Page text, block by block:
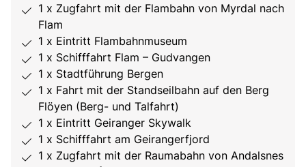
1 x Zugfahrt mit der Flambahn von Myrdal nach
Flam
1 x Eintritt Flambahnmuseum
1 x Schifffahrt Flam – Gudvangen
1 x Stadtführung Bergen
1 x Fahrt mit der Standseilbahn auf den Berg
Flöyen (Berg- und Talfahrt)
1 x Eintritt Geiranger Skywalk
1 x Schifffahrt am Geirangerfjord
1 x Zugfahrt mit der Raumabahn von Andalsnes